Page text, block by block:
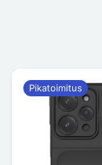
Pikatoimitus